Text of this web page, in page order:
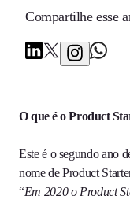
Compartilhe esse
O que é o Product
Este é o segundo ano
nome de Product
“Em 2020 o Product